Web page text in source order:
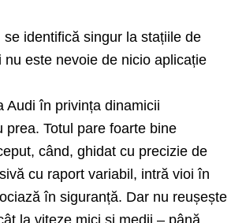
se identifică singur la stațiile de
nu este nevoie de nicio aplicație
Audi în privința dinamicii
prea. Totul pare foarte bine
când, ghidat cu precizie de
cu raport variabil, intră vioi în
în siguranță. Dar nu reușește